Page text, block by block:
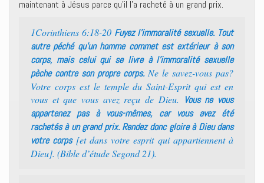
maintenant à Jésus parce qu’il l’a racheté à un grand prix.
1Corinthiens 6:18-20 Fuyez l’immoralité sexuelle. Tout
autre péché qu’un homme commet est extérieur à son
corps, mais celui qui se livre à l’immoralité sexuelle
pèche contre son propre corps.Ne le savez-vous pas?
Votre corps est le temple du Saint-Esprit qui est en
vous et que vous avez reçu de Dieu. Vous ne vous
appartenez pas à vous-mêmes, car vous avez été
rachetés à un grand prix. Rendez donc gloire à Dieu dans
votre corps [et dans votre esprit qui appartiennent à
Dieu]. (Bible d’étude Segond 21).